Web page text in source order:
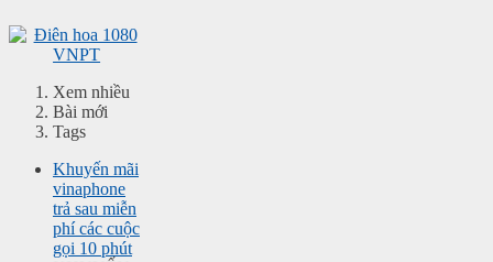
Xem nhiều
Bài mới
Tags
Khuyến mãi
vinaphone
trả sau miễn
phí các cuộc
gọi 10 phút